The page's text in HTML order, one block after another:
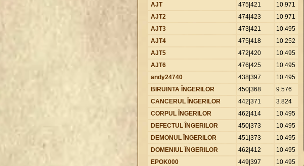
AJT
475|421 10.971
AJT2
474|423 10.971
AJT3
473|421 10.495
AJT4
475|418 10.252
AJT5
472|420 10.495
AJT6
476|425 10.495
andy24740
438|397 10.495
BIRUINTA ÎNGERILOR
450|368 9.576
CANCERUL ÎNGERILOR
442|371 3.824
CORPUL ÎNGERILOR
462|414 10.495
DEFECTUL ÎNGERILOR
450|373 10.495
DEMONUL ÎNGERILOR
451|373 10.495
DOMENIUL ÎNGERILOR
462|412 10.495
EPOK000
449|397 10.495